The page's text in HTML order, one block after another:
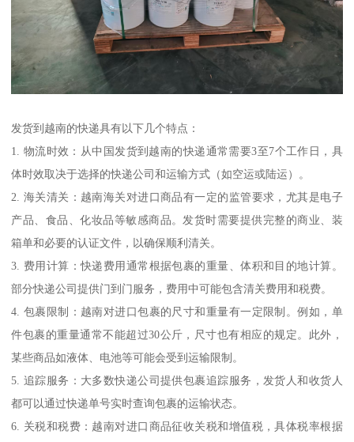
发货到越南的快递具有以下几个特点：
1. 物流时效：从中国发货到越南的快递通常需要3至7个工作日，具
体时效取决于选择的快递公司和运输方式（如空运或陆运）。
2. 海关清关：越南海关对进口商品有一定的监管要求，尤其是电子
产品、食品、化妆品等敏感商品。发货时需要提供完整的商业、装
箱单和必要的认证文件，以确保顺利清关。
3. 费用计算：快递费用通常根据包裹的重量、体积和目的地计算。
部分快递公司提供门到门服务，费用中可能包含清关费用和税费。
4. 包裹限制：越南对进口包裹的尺寸和重量有一定限制。例如，单
件包裹的重量通常不能超过30公斤，尺寸也有相应的规定。此外，
某些商品如液体、电池等可能会受到运输限制。
5. 追踪服务：大多数快递公司提供包裹追踪服务，发货人和收货人
都可以通过快递单号实时查询包裹的运输状态。
6. 关税和税费：越南对进口商品征收关税和增值税，具体税率根据